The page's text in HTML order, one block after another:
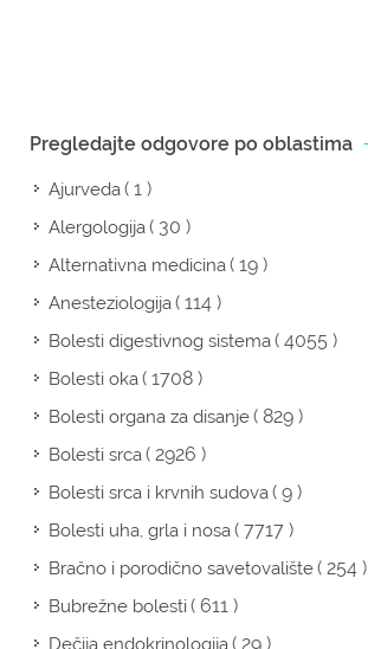
Pregledajte odgovore po oblastima
Ajurveda( 1 )
Alergologija( 30 )
Alternativna medicina( 19 )
Anesteziologija( 114 )
Bolesti digestivnog sistema( 4055 )
Bolesti oka( 1708 )
Bolesti organa za disanje( 829 )
Bolesti srca( 2926 )
Bolesti srca i krvnih sudova( 9 )
Bolesti uha, grla i nosa( 7717 )
Bračno i porodično savetovalište( 254 )
Bubrežne bolesti( 611 )
Dečija endokrinologija ( 29 )